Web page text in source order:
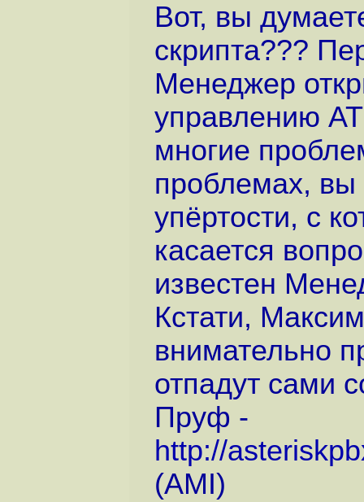
Вот, вы
скрипта???
Менеджер
управлению
многие
проблемах, вы
упёртости, с
касается
известен
Кстати,
внимательно
отпадут сами
Пруф -
http://
(AMI)